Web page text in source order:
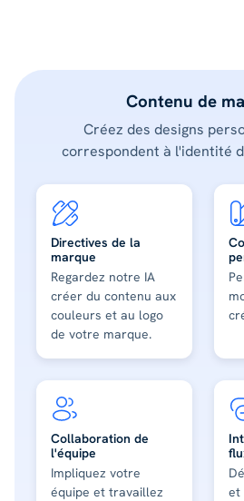
Contenu de
Créez des designs
correspondent à l'identité
Directives de la
marque
Regardez notre IA
créer du contenu aux
couleurs et au logo
de votre marque.
Collaboration de
l'équipe
Impliquez votre
équipe et travaillez
et